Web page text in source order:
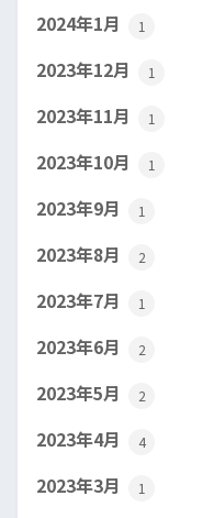
2024年1月 1
2023年12月 1
2023年11月 1
2023年10月 1
2023年9月 1
2023年8月 2
2023年7月 1
2023年6月 2
2023年5月 2
2023年4月 4
2023年3月 1